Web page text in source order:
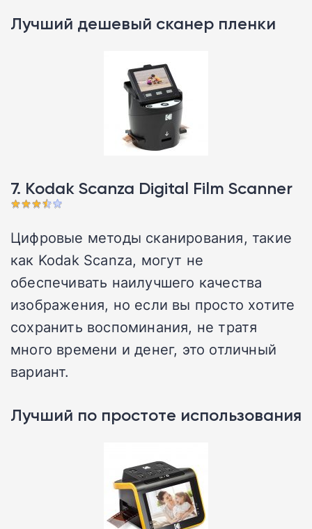
Лучший дешевый сканер пленки
7. Kodak Scanza Digital Film Scanner
Цифровые методы сканирования, такие
как Kodak Scanza, могут не
обеспечивать наилучшего качества
изображения, но если вы просто хотите
сохранить воспоминания, не тратя
много времени и денег, это отличный
вариант.
Лучший по простоте использования